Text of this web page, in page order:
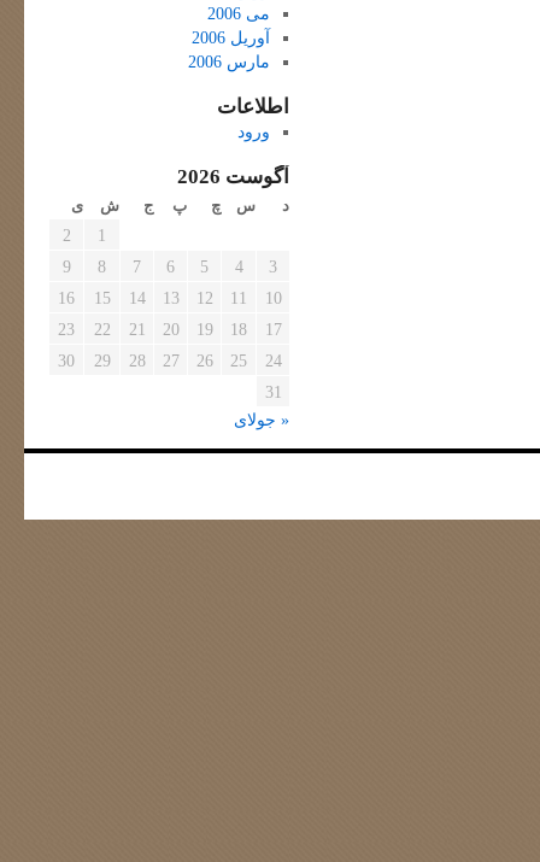
می 2006
آوریل 2006
مارس 2006
اطلاعات
ورود
آگوست 2026
د س چ پ ج ش ی
1
2
3
4
5
6
7
8
9
10
11
12
13
14
15
16
17
18
19
20
21
22
23
24
25
26
27
28
29
30
31
« جولای